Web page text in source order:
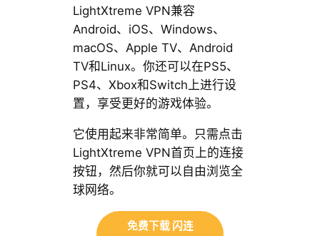
LightXtreme VPN兼容
Android、iOS、Windows、
macOS、Apple TV、Android
TV和Linux。你还可以在PS5、
PS4、Xbox和Switch上进行设
置，享受更好的游戏体验。
它使用起来非常简单。只需点击
LightXtreme VPN首页上的连接
按钮，然后你就可以自由浏览全
球网络。
免费下载 闪连